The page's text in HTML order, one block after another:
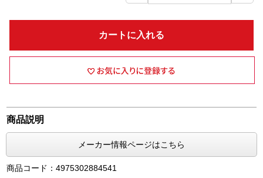
カートに入れる
商品説明
メーカー情報ページはこちら
商品コード：4975302884541